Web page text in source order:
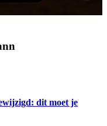
dit moet je